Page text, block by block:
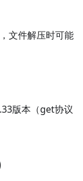
文件解压时可能
版本（get协议